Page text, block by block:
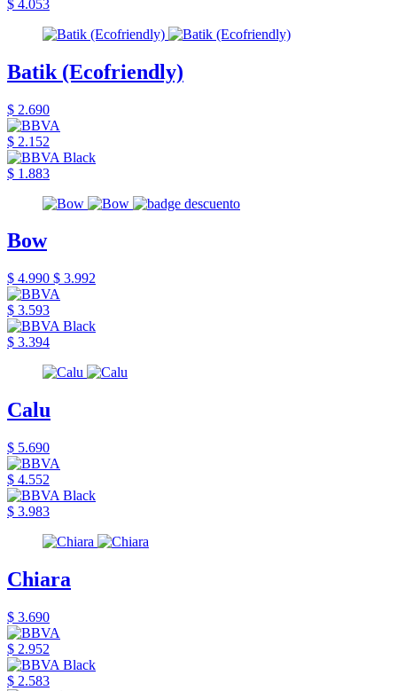
$ 4.053
Batik (Ecofriendly)
$ 2.690
$ 2.152
$ 1.883
Bow
$ 4.990 $ 3.992
$ 3.593
$ 3.394
Calu
$ 5.690
$ 4.552
$ 3.983
Chiara
$ 3.690
$ 2.952
$ 2.583